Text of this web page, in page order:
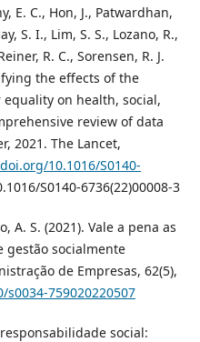
E. C., Hon, J., Patwardhan,
S. I., Lim, S. S., Lozano, R.,
R. C., Sorensen, R. J.
the effects of the
equality on health, social,
review of data
2021. The Lancet,
10.1016/S0140-
S0140-6736(22)00008-3
A. S. (2021). Vale a pena as
gestão socialmente
de Empresas, 62(5),
759020220507
social: